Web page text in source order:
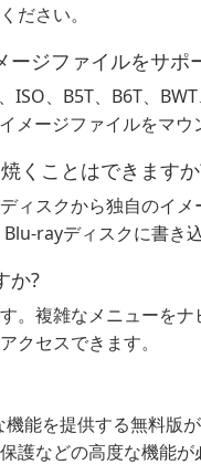
ださい。
ジファイルをサポ
、B5T、B6T、BWT
メージファイルをマウ
くことはできます
ィスクから独自のイ
rayディスクに書き
か?
。複雑なメニューを
クセスできます。
能を提供する無料版
護などの高度な機能